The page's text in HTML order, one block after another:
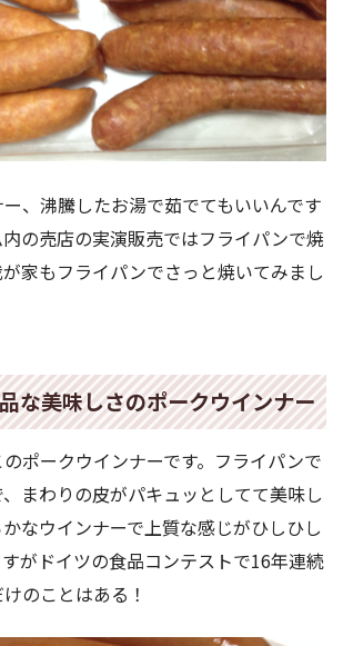
、沸騰したお湯で茹でてもいいんです
の売店の実演販売ではフライパンで焼
家もフライパンでさっと焼いてみまし
な美味しさのポークウインナー
ポークウインナーです。フライパンで
まわりの皮がパキュッとしてて美味し
なウインナーで上質な感じがひしひし
がドイツの食品コンテストで16年連続
のことはある！